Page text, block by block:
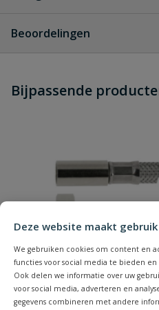
Deze website maakt
We gebruiken cookies om content en
functies voor social media te bieden en
Ook delen we informatie over uw
voor social media, adverteren en
gegevens combineren met andere
dit product?
Beoordelingen
Schrijf zelf een
Naam
Bijpassende